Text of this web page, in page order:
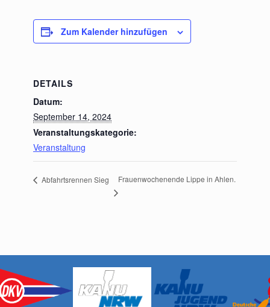
Zum Kalender hinzufügen
DETAILS
Datum:
September 14, 2024
Veranstaltungskategorie:
Veranstaltung
Abfahrtsrennen Sieg Frauenwochenende Lippe in Ahlen.